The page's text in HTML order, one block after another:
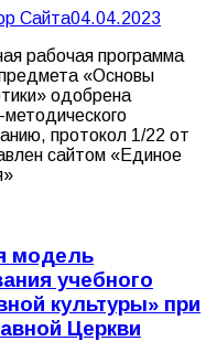
Сайта04.04.2023
рабочая программа
«Основы
одобрена
протокол 1/22 от
сайтом «Единое
модель
учебного
культуры» при
Церкви